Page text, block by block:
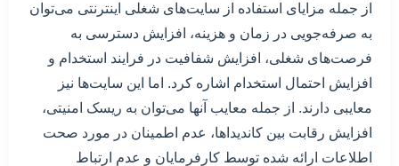
از جمله مزایای استفاده از سایت‌های شغلی اینترنتی می‌توان
به صرفه‌جویی در زمان و هزینه، افزایش دسترسی به
فرصت‌های شغلی، افزایش شفافیت در فرایند استخدام و
افزایش احتمال استخدام اشاره کرد. اما این سایت‌ها نیز
معایبی دارند. از جمله معایب آنها می‌توان به ریسک امنیتی،
افزایش رقابت بین کاندیداها، عدم اطمینان در مورد صحت
اطلاعات ارائه شده توسط کارفرمایان و عدم ارتباط